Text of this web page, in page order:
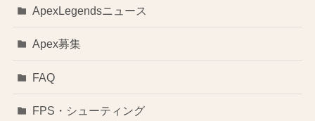
ApexLegendsニュース
Apex募集
FAQ
FPS・シューティング